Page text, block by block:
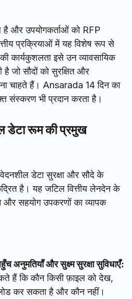
और उपयोगकर्ताओं को RFP
प्रक्रियाओं में यह विशेष रूप से
कार्यकुशलता इसे उन व्यावसायिक
जो सौदों को सुरक्षित और
चाहते हैं। Ansarada 14 दिन का
संस्करण भी प्रदान करता है।
रूम की प्रमुख
डेटा सुरक्षा और सौदे के
है। यह जटिल वित्तीय लेनदेन के
और सहयोग उपकरणों का व्यापक
अनुमतियाँ और सुक्ष्म सुरक्षा सुविधाएँ:
हैं कि कौन किसी फ़ाइल को देख,
कर सकता है और कौन नहीं।